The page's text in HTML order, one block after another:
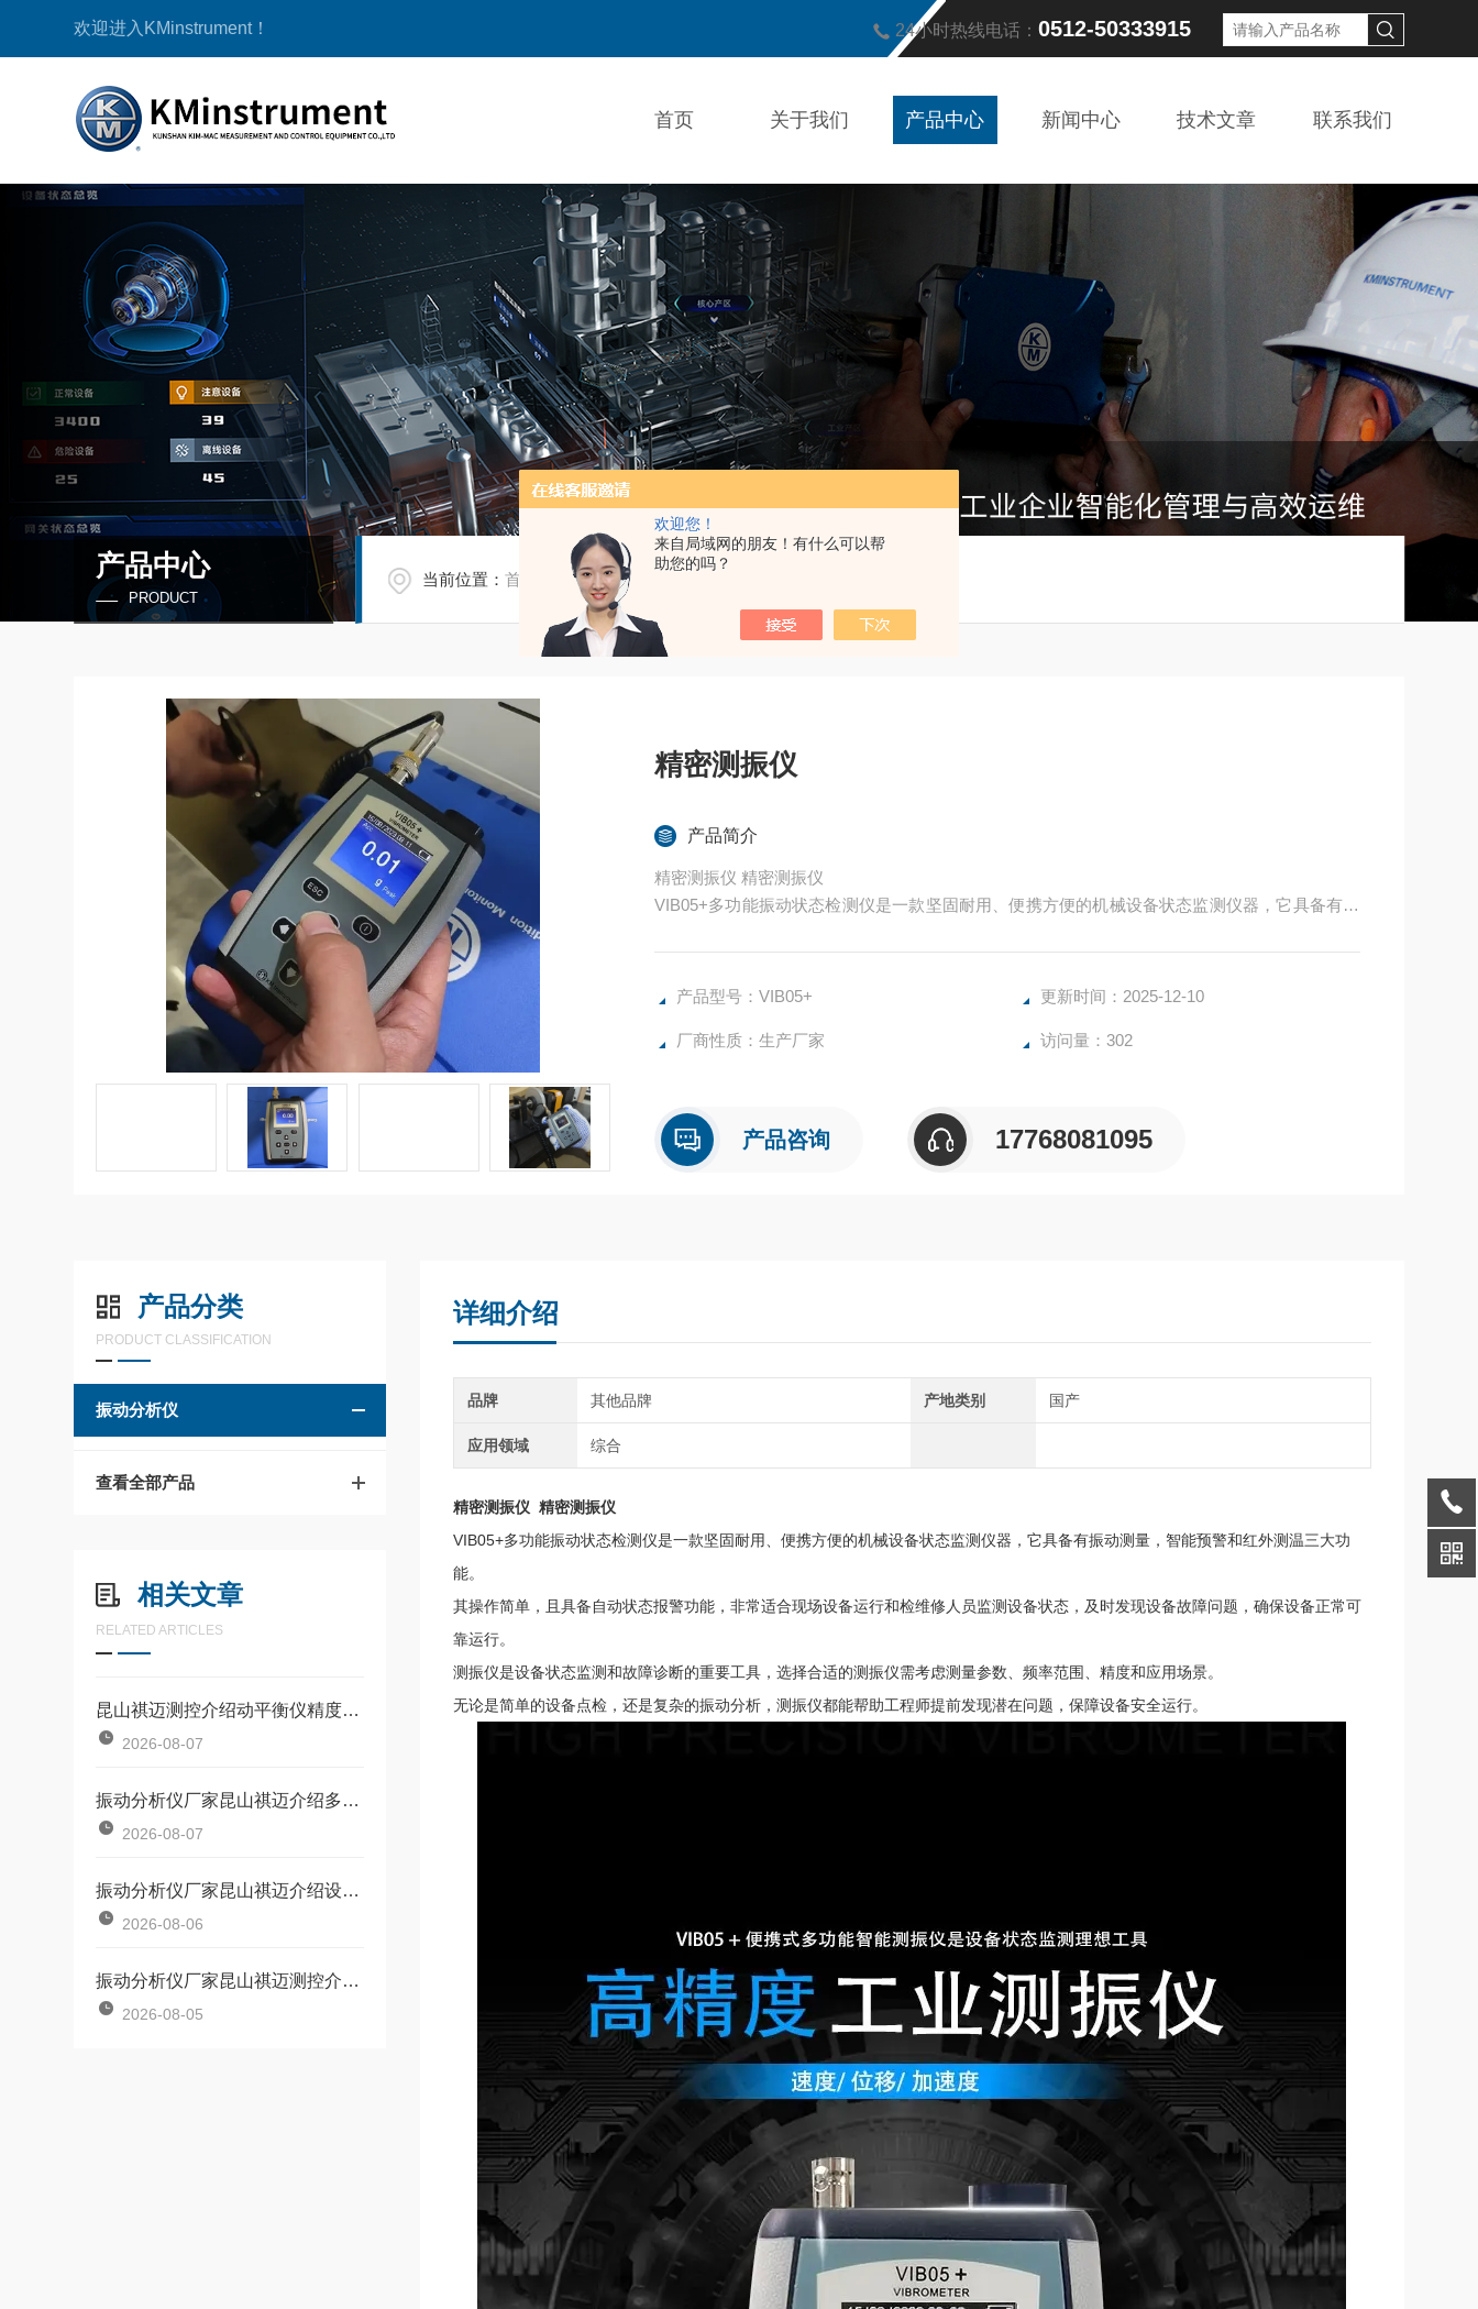
欢迎您！
来自局域网的朋友！有什么可以帮
助您的吗？
欢迎进入KMinstrument！ 24小时热线电话： 0512-50333915
首页 关于我们 产品中心 新闻中心 技术文章 联系我们
产品中心
PRODUCT
当前位置：首页 产品中心/ /
精密测振仪
产品简介
精密测振仪 精密测振仪
VIB05+多功能振动状态检测仪是一款坚固耐用、便携方便的机械设备状态监测仪器，它具备有振
时发现设备故障问题，确保设备正常可靠运行。
测振仪是设备状态监测和故障诊断的重要工具，选择合适的测振仪需考虑测量参数、频率范围、
产品型号：VIB05+ 更新时间：2025-12-10
厂商性质：生产厂家 访问量：302
产品咨询 17768081095
产品分类
PRODUCT CLASSIFICATION
振动分析仪
查看全部产品
相关文章
RELATED ARTICLES
昆山祺迈测控介绍动平衡仪精度对设备寿命的影响有多大？
2026-08-07
振动分析仪厂家昆山祺迈介绍多台风机并联运行干扰问题如何解决？
2026-08-07
振动分析仪厂家昆山祺迈介绍设备大修后振动大原因及标准复测流程
2026-08-06
振动分析仪厂家昆山祺迈测控介绍多台风机并联运行振动干扰问题如何解决？
2026-08-05
详细介绍
品牌 其他品牌 产地类别 国产
应用领域 综合
精密测振仪 精密测振仪
VIB05+多功能振动状态检测仪是一款坚固耐用、便携方便的机械设备状态监测仪器，它具备有振动测量，智能预警和红外测温三大功
能。
其操作简单，且具备自动状态报警功能，非常适合现场设备运行和检维修人员监测设备状态，及时发现设备故障问题，确保设备正常可
靠运行。
测振仪是设备状态监测和故障诊断的重要工具，选择合适的测振仪需考虑测量参数、频率范围、精度和应用场景。
无论是简单的设备点检，还是复杂的振动分析，测振仪都能帮助工程师提前发现潜在问题，保障设备安全运行。